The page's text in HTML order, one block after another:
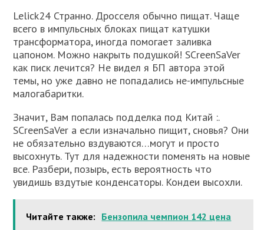
Lelick24 Странно. Дросселя обычно пищат. Чаще
всего в импульсных блоках пищат катушки
трансформатора, иногда помогает заливка
цапоном. Можно накрыть подушкой! SCreenSaVer
как писк лечится? Не видел я БП автора этой
темы, но уже давно не попадались не-импульсные
малогабаритки.
Значит, Вам попалась подделка под Китай :.
SCreenSaVer а если изначально пищит, сновья? Они
не обязательно вздуваются…могут и просто
высохнуть. Тут для надежности поменять на новые
все. Разбери, позырь, есть вероятность что
увидишь вздутые конденсаторы. Кондеи высохли.
Читайте также: Бензопила чемпион 142 цена